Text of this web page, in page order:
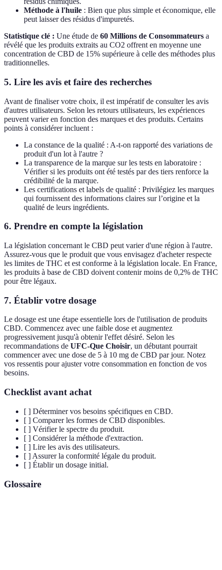
Méthode à l'huile : Bien que plus simple et économique, elle
peut laisser des résidus d'impuretés.
Statistique clé : Une étude de 60 Millions de Consommateurs a
révélé que les produits extraits au CO2 offrent en moyenne une
concentration de CBD de 15% supérieure à celle des méthodes plus
traditionnelles.
5. Lire les avis et faire des recherches
Avant de finaliser votre choix, il est impératif de consulter les avis
d'autres utilisateurs. Selon les retours utilisateurs, les expériences
peuvent varier en fonction des marques et des produits. Certains
points à considérer incluent :
La constance de la qualité : A-t-on rapporté des variations de
produit d'un lot à l'autre ?
La transparence de la marque sur les tests en laboratoire :
Vérifier si les produits ont été testés par des tiers renforce la
crédibilité de la marque.
Les certifications et labels de qualité : Privilégiez les marques
qui fournissent des informations claires sur l’origine et la
qualité de leurs ingrédients.
6. Prendre en compte la législation
La législation concernant le CBD peut varier d'une région à l'autre.
Assurez-vous que le produit que vous envisagez d'acheter respecte
les limites de THC et est conforme à la législation locale. En France,
les produits à base de CBD doivent contenir moins de 0,2% de THC
pour être légaux.
7. Établir votre dosage
Le dosage est une étape essentielle lors de l'utilisation de produits
CBD. Commencez avec une faible dose et augmentez
progressivement jusqu'à obtenir l'effet désiré. Selon les
recommandations de UFC-Que Choisir, un débutant pourrait
commencer avec une dose de 5 à 10 mg de CBD par jour. Notez
vos ressentis pour ajuster votre consommation en fonction de vos
besoins.
Checklist avant achat
[ ] Déterminer vos besoins spécifiques en CBD.
[ ] Comparer les formes de CBD disponibles.
[ ] Vérifier le spectre du produit.
[ ] Considérer la méthode d'extraction.
[ ] Lire les avis des utilisateurs.
[ ] Assurer la conformité légale du produit.
[ ] Établir un dosage initial.
Glossaire